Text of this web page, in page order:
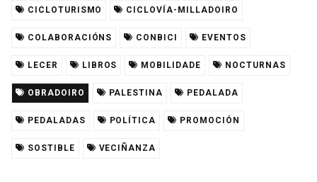
CICLOTURISMO CICLOVÍA-MILLADOIRO
COLABORACIÓNS CONBICI EVENTOS
LECER LIBROS MOBILIDADE NOCTURNAS
OBRADOIRO PALESTINA PEDALADA
PEDALADAS POLÍTICA PROMOCIÓN
SOSTIBLE VECIÑANZA